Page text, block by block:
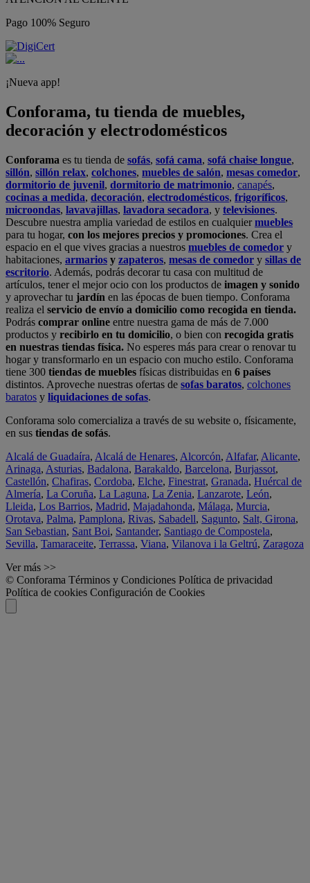
Pago 100% Seguro
¡Nueva app!
Conforama, tu tienda de muebles,
decoración y electrodomésticos
Conforama es tu tienda de sofás, sofá cama, sofá chaise longue,
sillón, sillón relax, colchones, muebles de salón, mesas comedor,
dormitorio de juvenil, dormitorio de matrimonio, canapés,
cocinas a medida, decoración, electrodomésticos, frigoríficos,
microondas, lavavajillas, lavadora secadora, y televisiones.
Descubre nuestra amplia variedad de estilos en cualquiermuebles
para tu hogar, con los mejores precios y promociones. Crea el
espacio en el que vives gracias a nuestros muebles de comedor y
habitaciones, armarios y zapateros, mesas de comedor y sillas de
escritorio. Además, podrás decorar tu casa con multitud de
artículos, tener el mejor ocio con los productos de imagen y sonido
y aprovechar tu jardín en las épocas de buen tiempo. Conforama
realiza el servicio de envío a domicilio como recogida en tienda.
Podrás comprar online entre nuestra gama de más de 7.000
productos y recibirlo en tu domicilio, o bien con recogida gratis
en nuestras tiendas física. No esperes más para crear o renovar tu
hogar y transformarlo en un espacio con mucho estilo. Conforama
tiene 300 tiendas de muebles físicas distribuidas en 6 países
distintos. Aproveche nuestras ofertas de sofas baratos, colchones
baratos y liquidaciones de sofas.
Conforama solo comercializa a través de su website o, físicamente,
en sus tiendas de sofás.
Alcalá de Guadaíra, Alcalá de Henares, Alcorcón, Alfafar, Alicante,
Arinaga, Asturias, Badalona, Barakaldo, Barcelona, Burjassot,
Castellón, Chafiras, Cordoba, Elche, Finestrat, Granada, Huércal de
Almería, La Coruña, La Laguna, La Zenia, Lanzarote, León,
Lleida, Los Barrios, Madrid, Majadahonda, Málaga, Murcia,
Orotava, Palma, Pamplona, Rivas, Sabadell, Sagunto, Salt, Girona,
San Sebastian, Sant Boi, Santander, Santiago de Compostela,
Sevilla, Tamaraceite, Terrassa, Viana, Vilanova i la Geltrú, Zaragoza
Ver más >>
© Conforama Términos y Condiciones Política de privacidad
Política de cookies Configuración de Cookies